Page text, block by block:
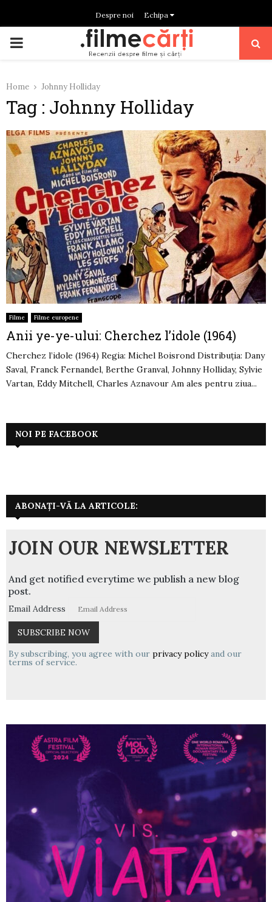
Despre noi Echipa
PRIMARY
Home Johnny Holliday
Tag : Johnny Holliday
Filme Filme europene
Anii ye-ye-ului: Cherchez l’idole (1964)
Cherchez l’idole (1964) Regia: Michel Boisrond Distribuția: Dany
Saval, Franck Fernandel, Berthe Granval, Johnny Holliday, Sylvie
Vartan, Eddy Mitchell, Charles Aznavour Am ales pentru ziua...
NOI PE FACEBOOK
ABONAȚI-VĂ LA ARTICOLE:
JOIN OUR NEWSLETTER
And get notified everytime we publish a new blog
post.
Email Address
By subscribing, you agree with our privacy policyand our
terms of service.